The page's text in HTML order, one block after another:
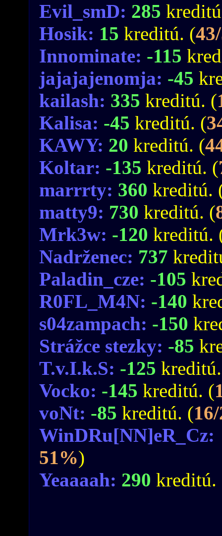
Evil_smD: 285
Hosik: 15 kreditú. (
Innominate: -115
jajajajenomja: -45
kailash: 335 kreditú. (
Kalisa: -45 kreditú. (
KAWY: 20 kreditú. (
Koltar: -135 kreditú. (
marrrty: 360 kreditú.
matty9: 730 kreditú. (
Mrk3w: -120 kreditú.
Nadrženec: 737
Paladin_cze: -105
R0FL_M4N: -140
s04zampach: -150
Strážce stezky: -85
T.v.I.k.S: -125
Vocko: -145 kreditú. (
voNt: -85 kreditú. (
WinDRu[NN]eR_Cz:
51%)
Yeaaaah: 290 kreditú.